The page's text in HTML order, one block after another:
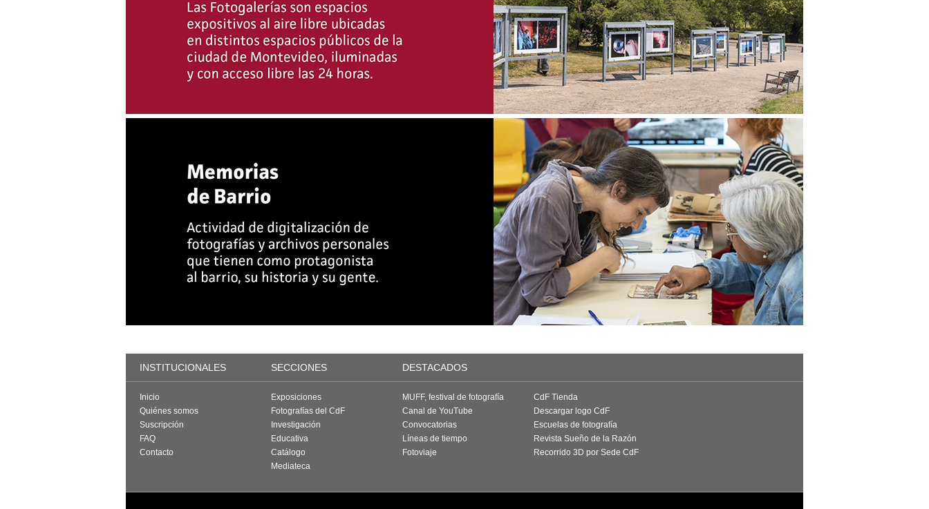
INSTITUCIONALES SECCIONES DESTACADOS
Inicio
Quiénes somos
Suscripción
FAQ
Contacto
Exposiciones
Fotografías del CdF
Investigación
Educativa
Catálogo
Mediateca
MUFF, festival de fotografía
Canal de YouTube
Convocatorias
Líneas de tiempo
Fotoviaje
CdF Tienda
Descargar logo CdF
Escuelas de fotografía
Revista Sueño de la Razón
Recorrido 3D por Sede CdF